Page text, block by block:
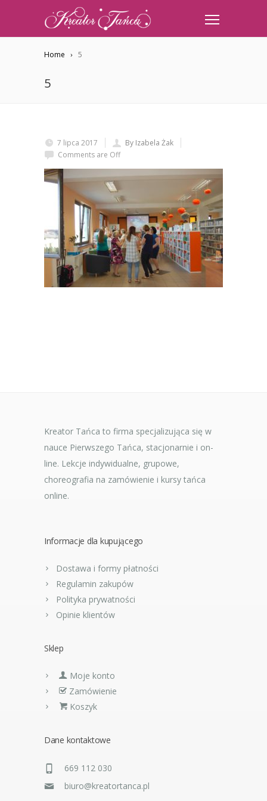
Home 5
5
7 lipca 2017
By Izabela Żak
Comments are Off
Kreator Tańca to firma specjalizująca się w
nauce Pierwszego Tańca, stacjonarnie i on-
line. Lekcje indywidualne, grupowe,
choreografia na zamówienie i kursy tańca
online.
Informacje dla kupującego
Dostawa i formy płatności
Regulamin zakupów
Polityka prywatności
Opinie klientów
Sklep
Moje konto
Zamówienie
Koszyk
Dane kontaktowe
669 112 030
biuro@kreatortanca.pl